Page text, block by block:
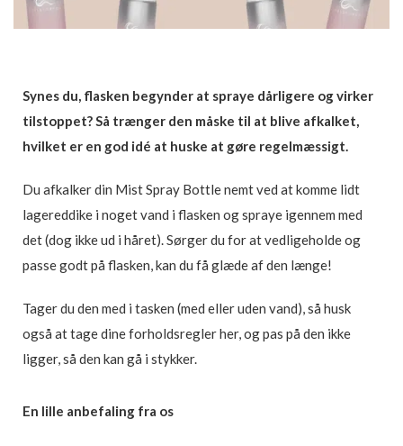
Synes du, flasken begynder at spraye dårligere og virker
tilstoppet? Så trænger den måske til at blive afkalket,
hvilket er en god idé at huske at gøre regelmæssigt.
Du afkalker din Mist Spray Bottle nemt ved at komme lidt
lagereddike i noget vand i flasken og spraye igennem med
det (dog ikke ud i håret). Sørger du for at vedligeholde og
passe godt på flasken, kan du få glæde af den længe!
Tager du den med i tasken (med eller uden vand), så husk
også at tage dine forholdsregler her, og pas på den ikke
ligger, så den kan gå i stykker.
En lille anbefaling fra os